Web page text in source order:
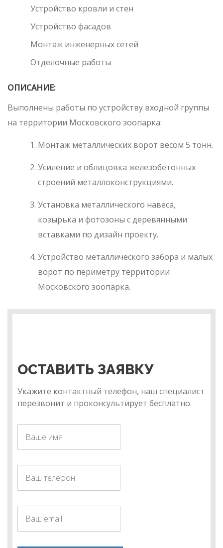
Устройство кровли и стен
Устройство фасадов
Монтаж инженерных сетей
Отделочные работы
ОПИСАНИЕ:
Выполнены работы по устройству входной группы
на территории Московского зоопарка:
Монтаж металлических ворот весом 5 тонн.
Усиление и облицовка железобетонных
строений металлоконструкциями.
Установка металлического навеса,
козырька и фотозоны с деревянными
вставками по дизайн проекту.
Устройство металлического забора и малых
ворот по периметру территории
Московского зоопарка.
ОСТАВИТЬ ЗАЯВКУ
Укажите контактный телефон, наш специалист
перезвонит и проконсультирует бесплатно.